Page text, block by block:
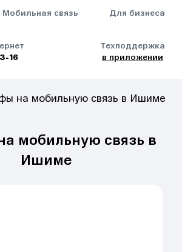
Мобильная связь Для бизнеса
16
Техподдержка
в приложении
на мобильную связь в Ишиме
мобильную связь в
Ишиме